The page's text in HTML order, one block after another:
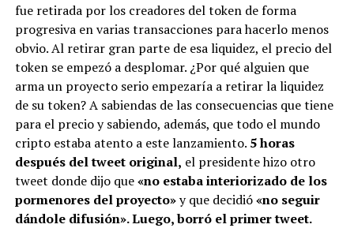
fue retirada por los creadores del token de forma
progresiva en varias transacciones para hacerlo menos
obvio. Al retirar gran parte de esa liquidez, el precio del
token se empezó a desplomar. ¿Por qué alguien que
arma un proyecto serio empezaría a retirar la liquidez
de su token? A sabiendas de las consecuencias que tiene
para el precio y sabiendo, además, que todo el mundo
cripto estaba atento a este lanzamiento. 5 horas
después del tweet original, el presidente hizo otro
tweet donde dijo que«no estaba interiorizado de los
pormenores del proyecto»y que decidió«no seguir
dándole difusión». Luego, borró el primer tweet.